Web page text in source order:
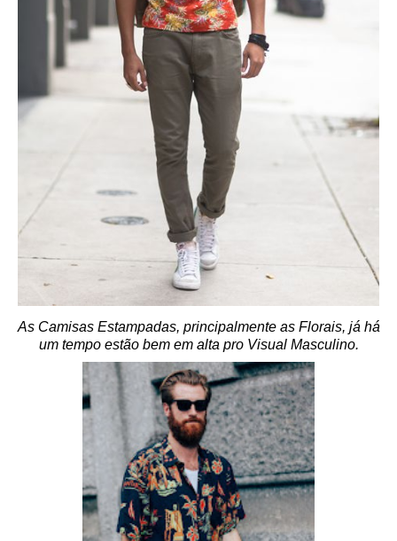
As Camisas Estampadas, principalmente as Florais, já há
um tempo estão bem em alta pro Visual Masculino.